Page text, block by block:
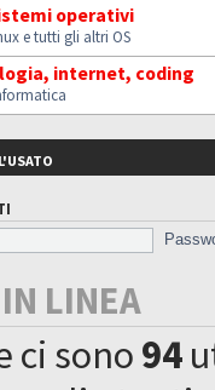
operativi
e tutti gli altri OS
internet, coding
IN LINEA
ci sono94